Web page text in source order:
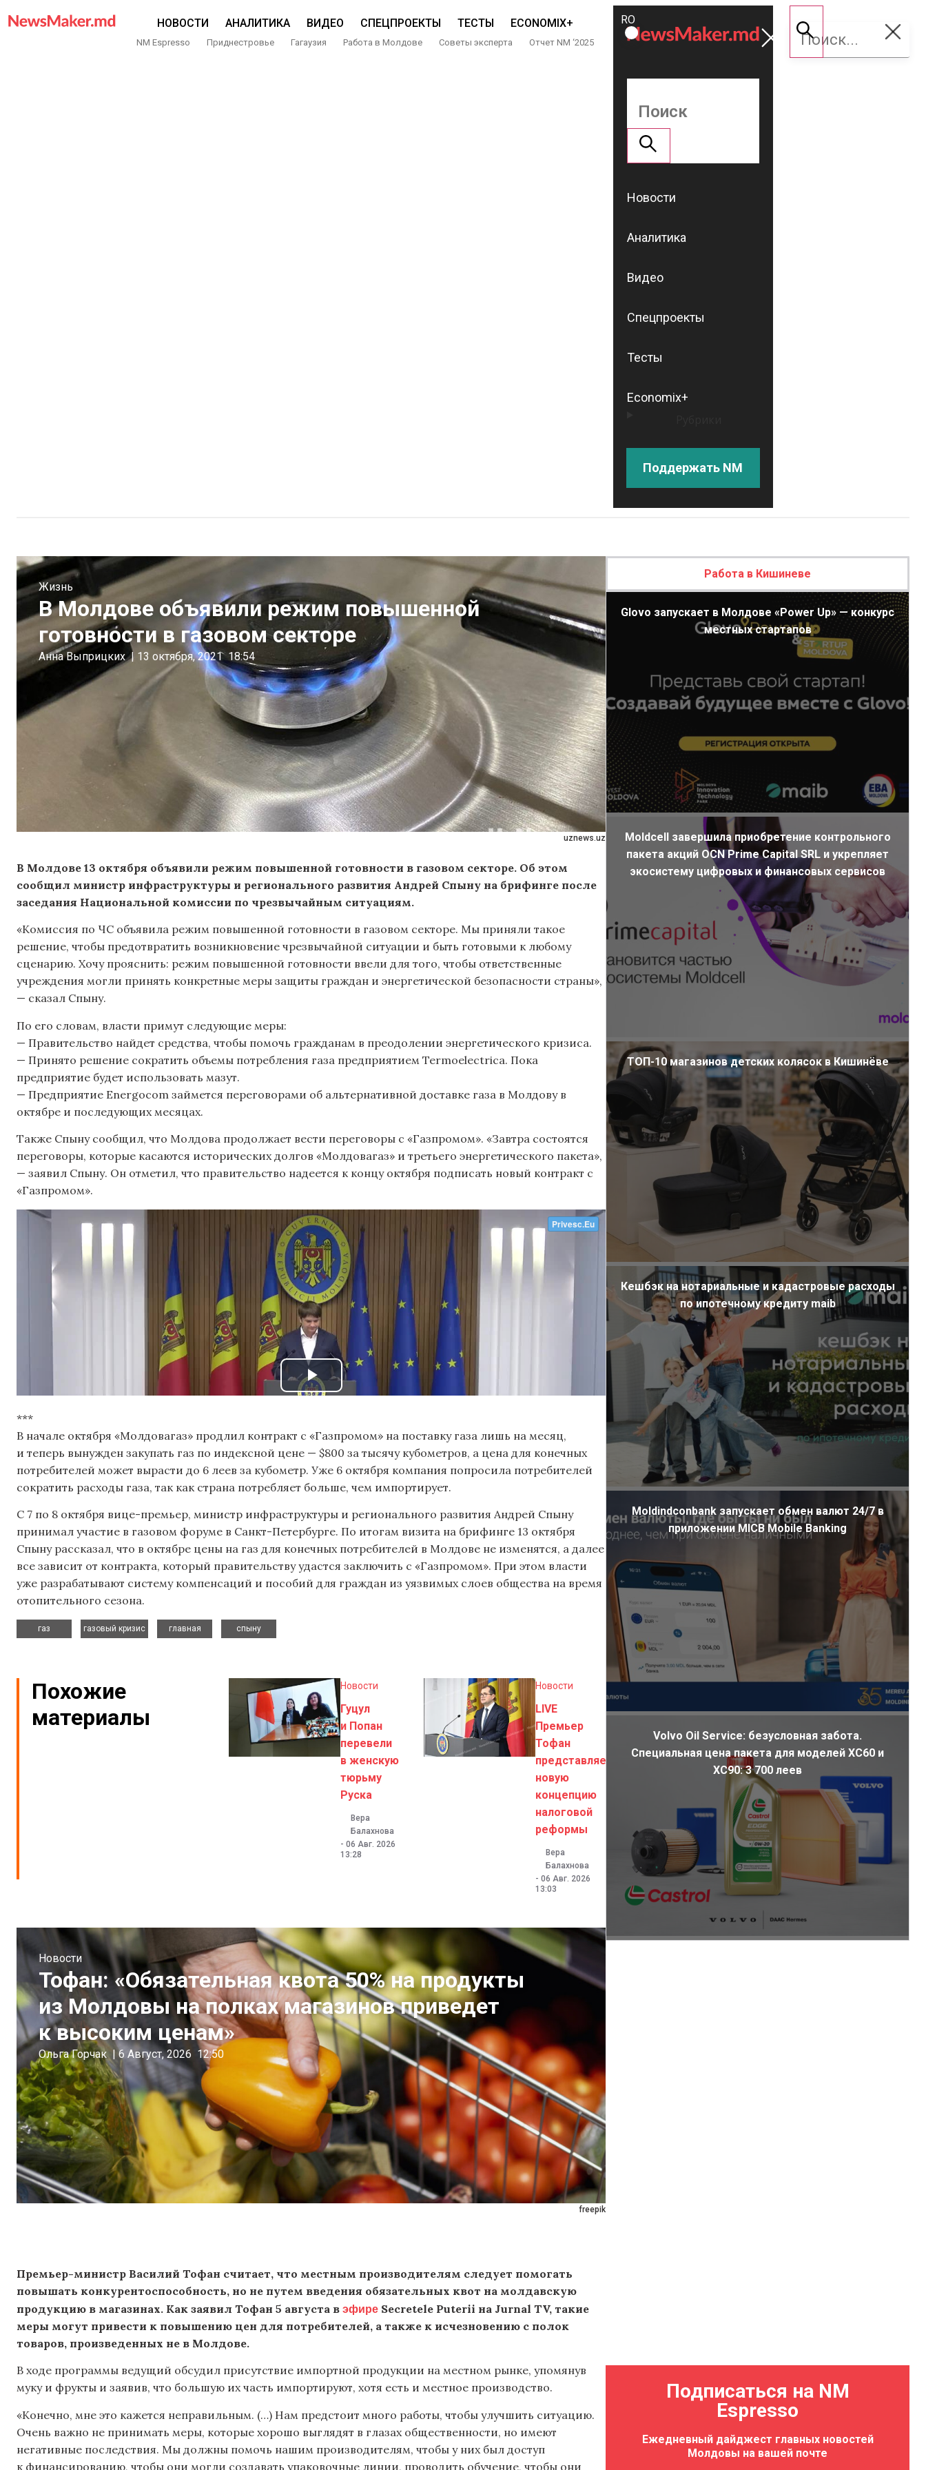
НОВОСТИ АНАЛИТИКА ВИДЕО СПЕЦПРОЕКТЫ ТЕСТЫ ECONOMIX+
NM Espresso Приднестровье Гагаузия Работа в Молдове Советы эксперта Отчет NM ‘2025
ROMÂNĂ
RU
Поддержать
NM
Новости
Аналитика
Видео
Спецпроекты
Тесты
Economix+
Поддержать NM
uznews.uz
Жизнь
В Молдове объявили режим повышенной
готовности в газовом секторе
Анна Выприцких | 13 октября, 2021 18:54
В Молдове 13 октября объявили режим повышенной готовности в газовом секторе. Об этом
сообщил министр инфраструктуры и регионального развития Андрей Спыну на брифинге после
заседания Национальной комиссии по чрезвычайным ситуациям.
«Комиссия по ЧС объявила режим повышенной готовности в газовом секторе. Мы приняли такое
решение, чтобы предотвратить возникновение чрезвычайной ситуации и быть готовыми к любому
сценарию. Хочу прояснить: режим повышенной готовности ввели для того, чтобы ответственные
учреждения могли принять конкретные меры защиты граждан и энергетической безопасности страны»,
— сказал Спыну.
По его словам, власти примут следующие меры:
— Правительство найдет средства, чтобы помочь гражданам в преодолении энергетического кризиса.
— Принято решение сократить объемы потребления газа предприятием Termoelectrica. Пока
предприятие будет использовать мазут.
— Предприятие Energocom займется переговорами об альтернативной доставке газа в Молдову в
октябре и последующих месяцах.
Также Спыну сообщил, что Молдова продолжает вести переговоры с «Газпромом». «Завтра состоятся
переговоры, которые касаются исторических долгов «Молдовагаз» и третьего энергетического пакета»,
— заявил Спыну. Он отметил, что правительство надеется к концу октября подписать новый контракт с
«Газпромом».
***
В начале октября «Молдовагаз» продлил контракт с «Газпромом» на поставку газа лишь на месяц,
и теперь вынужден закупать газ по индексной цене — $800 за тысячу кубометров, а цена для конечных
потребителей может вырасти до 6 леев за кубометр. Уже 6 октября компания попросила потребителей
сократить расходы газа, так как страна потребляет больше, чем импортирует.
С 7 по 8 октября вице-премьер, министр инфраструктуры и регионального развития Андрей Спыну
принимал участие в газовом форуме в Санкт-Петербурге. По итогам визита на брифинге 13 октября
Спыну рассказал, что в октябре цены на газ для конечных потребителей в Молдове не изменятся, а далее
все зависит от контракта, который правительству удастся заключить с «Газпромом». При этом власти
уже разрабатывают систему компенсаций и пособий для граждан из уязвимых слоев общества на время
отопительного сезона.
газ
газовый кризис
главная
спыну
Похожие
материалы
Новости
Гуцул
и Попан
перевели
в женскую
тюрьму
Руска
Вера
Балахнова
- 06 Авг. 2026
13:28
Новости
LIVE
Премьер
Тофан
представляет
новую
концепцию
налоговой
реформы
Вера
Балахнова
- 06 Авг. 2026
13:03
freepik
Новости
Тофан: «Обязательная квота 50% на продукты
из Молдовы на полках магазинов приведет
к высоким ценам»
Ольга Горчак | 6 Август, 2026 12:50
Премьер-министр Василий Тофан считает, что местным производителям следует помогать
повышать конкурентоспособность, но не путем введения обязательных квот на молдавскую
продукцию в магазинах. Как заявил Тофан 5 августа в эфире Secretele Puterii на Jurnal TV, такие
меры могут привести к повышению цен для потребителей, а также к исчезновению с полок
товаров, произведенных не в Молдове.
В ходе программы ведущий обсудил присутствие импортной продукции на местном рынке, упомянув
муку и фрукты и заявив, что большую их часть импортируют, хотя есть и местное производство.
«Конечно, мне это кажется неправильным. (…) Нам предстоит много работы, чтобы улучшить ситуацию.
Очень важно не принимать меры, которые хорошо выглядят в глазах общественности, но имеют
негативные последствия. Мы должны помочь нашим производителям, чтобы у них был доступ
к финансированию, чтобы они могли создавать упаковочные линии, проводить обучение, чтобы они
Работа в Кишиневе
Glovo запускает в Молдове «Power Up» — конкурс
местных стартапов
Moldcell завершила приобретение контрольного
пакета акций OCN Prime Capital SRL и укрепляет
экосистему цифровых и финансовых сервисов
ТОП-10 магазинов детских колясок в Кишинёве
Кешбэк на нотариальные и кадастровые расходы
по ипотечному кредиту maib
Moldindconbank запускает обмен валют 24/7 в
приложении MICB Mobile Banking
Volvo Oil Service: безусловная забота.
Специальная цена пакета для моделей XC60 и
XC90: 3 700 леев
Подписаться на NM
Espresso
Ежедневный дайджест главных новостей
Молдовы на вашей почте